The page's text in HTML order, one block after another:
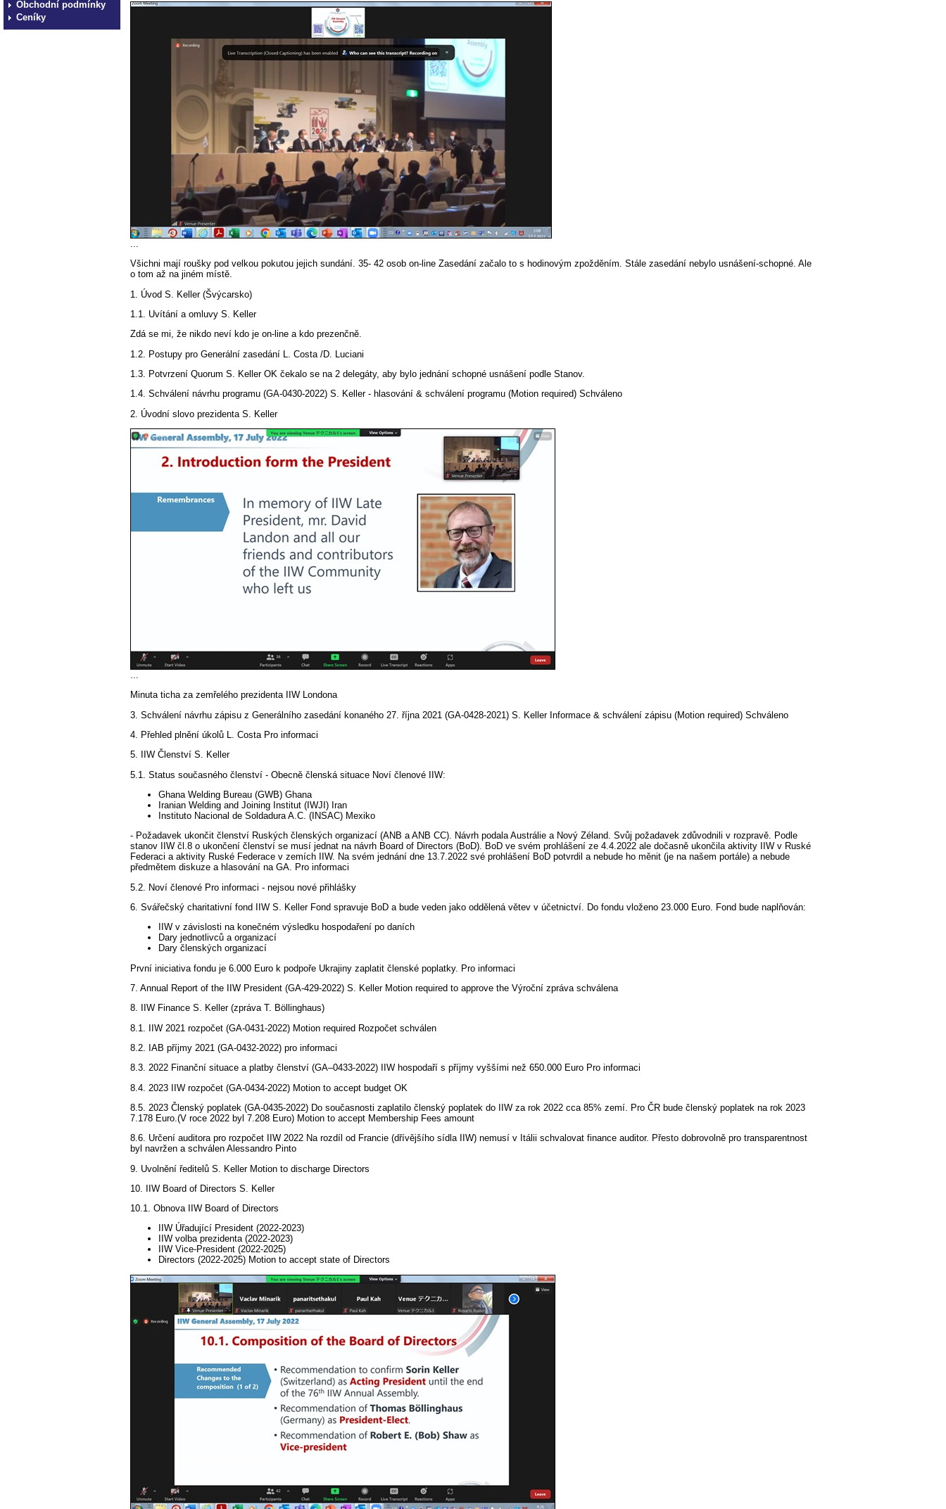
Obchodní podmínky
Ceníky
Všichni mají roušky pod velkou pokutou jejich sundání. 35- 42 osob on-line Zasedání začalo to s hodinovým zpožděním. Stále zasedání nebylo usnášení-schopné. Ale
o tom až na jiném místě.
1. Úvod S. Keller (Švýcarsko)
1.1. Uvítání a omluvy S. Keller
Zdá se mi, že nikdo neví kdo je on-line a kdo prezenčně.
1.2. Postupy pro Generální zasedání L. Costa /D. Luciani
1.3. Potvrzení Quorum S. Keller OK čekalo se na 2 delegáty, aby bylo jednání schopné usnášení podle Stanov.
1.4. Schválení návrhu programu (GA-0430-2022) S. Keller - hlasování & schválení programu (Motion required) Schváleno
2. Úvodní slovo prezidenta S. Keller
Minuta ticha za zemřelého prezidenta IIW Londona
3. Schválení návrhu zápisu z Generálního zasedání konaného 27. října 2021 (GA-0428-2021) S. Keller Informace & schválení zápisu (Motion required) Schváleno
4. Přehled plnění úkolů L. Costa Pro informaci
5. IIW Členství S. Keller
5.1. Status současného členství - Obecně členská situace Noví členové IIW:
Ghana Welding Bureau (GWB) Ghana
Iranian Welding and Joining Institut (IWJI) Iran
Instituto Nacional de Soldadura A.C. (INSAC) Mexiko
- Požadavek ukončit členství Ruských členských organizací (ANB a ANB CC). Návrh podala Austrálie a Nový Zéland. Svůj požadavek zdůvodnili v rozpravě. Podle
stanov IIW čl.8 o ukončení členství se musí jednat na návrh Board of Directors (BoD). BoD ve svém prohlášení ze 4.4.2022 ale dočasně ukončila aktivity IIW v Ruské
Federaci a aktivity Ruské Federace v zemích IIW. Na svém jednání dne 13.7.2022 své prohlášení BoD potvrdil a nebude ho měnit (je na našem portále) a nebude
předmětem diskuze a hlasování na GA. Pro informaci
5.2. Noví členové Pro informaci - nejsou nové přihlášky
6. Svářečský charitativní fond IIW S. Keller Fond spravuje BoD a bude veden jako oddělená větev v účetnictví. Do fondu vloženo 23.000 Euro. Fond bude naplňován:
IIW v závislosti na konečném výsledku hospodaření po daních
Dary jednotlivců a organizací
Dary členských organizací
První iniciativa fondu je 6.000 Euro k podpoře Ukrajiny zaplatit členské poplatky. Pro informaci
7. Annual Report of the IIW President (GA-429-2022) S. Keller Motion required to approve the Výroční zpráva schválena
8. IIW Finance S. Keller (zpráva T. Böllinghaus)
8.1. IIW 2021 rozpočet (GA-0431-2022) Motion required Rozpočet schválen
8.2. IAB příjmy 2021 (GA-0432-2022) pro informaci
8.3. 2022 Finanční situace a platby členství (GA–0433-2022) IIW hospodaří s příjmy vyššími než 650.000 Euro Pro informaci
8.4. 2023 IIW rozpočet (GA-0434-2022) Motion to accept budget OK
8.5. 2023 Členský poplatek (GA-0435-2022) Do současnosti zaplatilo členský poplatek do IIW za rok 2022 cca 85% zemí. Pro ČR bude členský poplatek na rok 2023
7.178 Euro.(V roce 2022 byl 7.208 Euro) Motion to accept Membership Fees amount
8.6. Určení auditora pro rozpočet IIW 2022 Na rozdíl od Francie (dřívějšího sídla IIW) nemusí v Itálii schvalovat finance auditor. Přesto dobrovolně pro transparentnost
byl navržen a schválen Alessandro Pinto
9. Uvolnění ředitelů S. Keller Motion to discharge Directors
10. IIW Board of Directors S. Keller
10.1. Obnova IIW Board of Directors
IIW Úřadující President (2022-2023)
IIW volba prezidenta (2022-2023)
IIW Vice-President (2022-2025)
Directors (2022-2025) Motion to accept state of Directors